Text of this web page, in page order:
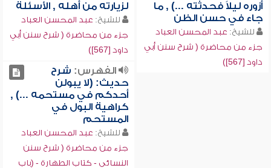
أزوره ليلاً فحدثته ...) , ما
جاء في حسن الظن
للشيخ: عبد المحسن العباد
جزء من محاضرة ( شرح سنن أبي
داود [567])
لزيارته من أهله , الأسئلة
للشيخ: عبد المحسن العباد
جزء من محاضرة ( شرح سنن أبي
داود [567])
الفهرس: شرح
حديث: (لا يبولن
أحدكم في مستحمه ...) ,
كراهية البول في
المستحم
للشيخ: عبد المحسن العباد
جزء من محاضرة ( شرح سنن
النسائي - كتاب الطهارة - (باب